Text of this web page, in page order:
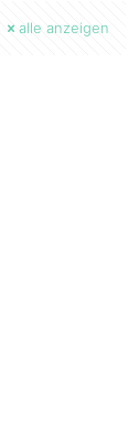
alle anzeigen